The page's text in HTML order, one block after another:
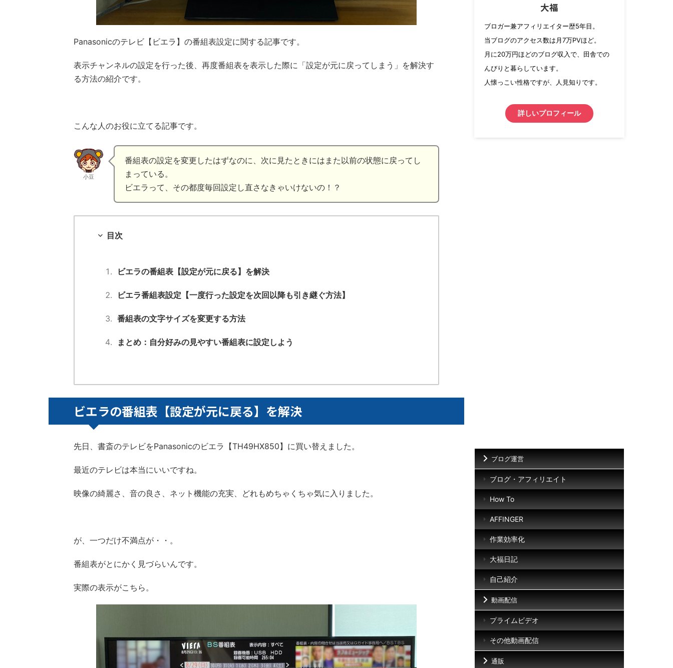
Panasonicのテレビ【ビエラ】の番組表設定に関する記事です。
表示チャンネルの設定を行った後、再度番組表を表示した際に「設定が元に戻ってしまう」を解決す
る方法の紹介です。
こんな人のお役に立てる記事です。
小豆
番組表の設定を変更したはずなのに、次に見たときにはまた以前の状態に戻ってし
まっている。
ビエラって、その都度毎回設定し直さなきゃいけないの！？
目次
ビエラの番組表【設定が元に戻る】を解決
ビエラ番組表設定【一度行った設定を次回以降も引き継ぐ方法】
番組表の文字サイズを変更する方法
まとめ：自分好みの見やすい番組表に設定しよう
ビエラの番組表【設定が元に戻る】を解決
先日、書斎のテレビをPanasonicのビエラ【TH49HX850】に買い替えました。
最近のテレビは本当にいいですね。
映像の綺麗さ、音の良さ、ネット機能の充実、どれもめちゃくちゃ気に入りました。
が、一つだけ不満点が・・。
番組表がとにかく見づらいんです。
実際の表示がこちら。
大福
ブロガー兼アフィリエイター歴5年目。
当ブログのアクセス数は月7万PVほど。
月に20万円ほどのブログ収入で、田舎での
んびりと暮らしています。
人懐っこい性格ですが、人見知りです。
詳しいプロフィール
ブログ運営
ブログ・アフィリエイト
How To
AFFINGER
作業効率化
大福日記
自己紹介
動画配信
プライムビデオ
その他動画配信
通販